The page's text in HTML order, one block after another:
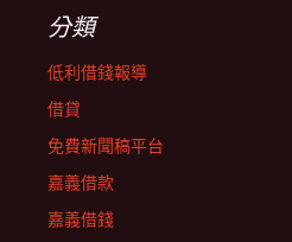
分類
低利借錢報導
借貸
免費新聞稿平台
嘉義借款
嘉義借錢